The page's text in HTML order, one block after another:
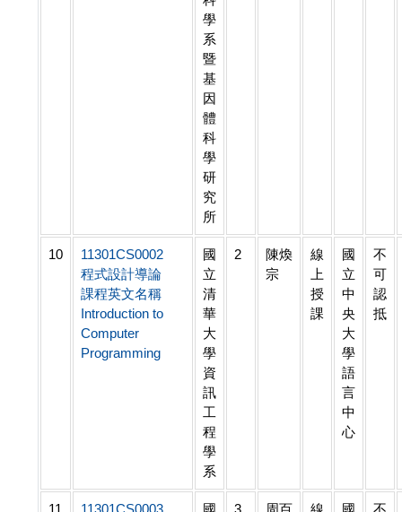
學
系
暨
基
因
體
科
學
研
究
所
10
11301CS0002
程式設計導論
課程英文名稱
Introduction to
Computer
Programming
國
立
清
華
大
學
資
訊
工
程
學
系
2
陳煥
宗
線
上
授
課
國
立
中
央
大
學
語
言
中
心
不
可
認
抵
11
11301CS0003
國
3
周百
線
國
不